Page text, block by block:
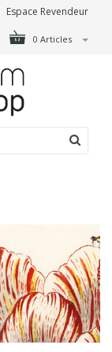
Espace Revendeur
0 Articles